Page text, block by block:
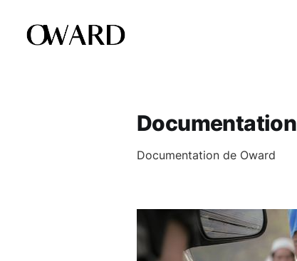
Documentation
Documentation de Oward